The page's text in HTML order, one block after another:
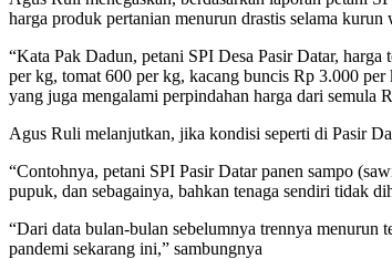
harga produk pertanian menurun drastis selama
“Kata Pak Dadun, petani SPI Desa Pasir Datar,
per kg, tomat 600 per kg, kacang buncis Rp 3.000
yang juga mengalami perpindahan harga dari semula
Agus Ruli melanjutkan, jika kondisi seperti di Pasir
“Contohnya, petani SPI Pasir Datar panen sampo
pupuk, dan sebagainya, bahkan tenaga sendiri tidak
“Dari data bulan-bulan sebelumnya trennya menurun
pandemi sekarang ini,” sambungnya